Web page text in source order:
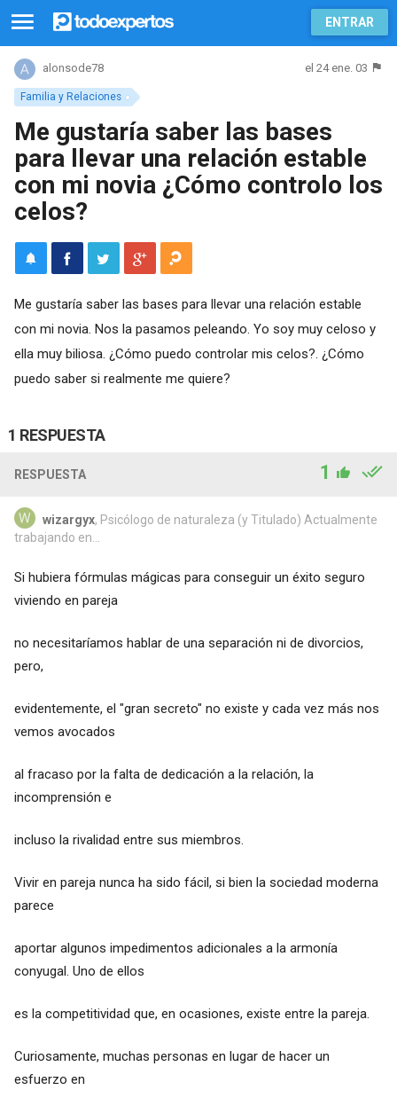
ENTRAR
Familia y Relaciones
alonsode78 el 24 ene. 03
Me gustaría saber las bases
para llevar una relación estable
con mi novia ¿Cómo controlo los
celos?
Me gustaría saber las bases para llevar una relación estable
con mi novia. Nos la pasamos peleando. Yo soy muy celoso y
ella muy biliosa. ¿Cómo puedo controlar mis celos?. ¿Cómo
puedo saber si realmente me quiere?
1 RESPUESTA
RESPUESTA 1
wizargyx, Psicólogo de naturaleza (y Titulado) Actualmente
trabajando en...
Si hubiera fórmulas mágicas para conseguir un éxito seguro
viviendo en pareja
no necesitaríamos hablar de una separación ni de divorcios,
pero,
evidentemente, el "gran secreto" no existe y cada vez más nos
vemos avocados
al fracaso por la falta de dedicación a la relación, la
incomprensión e
incluso la rivalidad entre sus miembros.
Vivir en pareja nunca ha sido fácil, si bien la sociedad moderna
parece
aportar algunos impedimentos adicionales a la armonía
conyugal. Uno de ellos
es la competitividad que, en ocasiones, existe entre la pareja.
Curiosamente, muchas personas en lugar de hacer un
esfuerzo en